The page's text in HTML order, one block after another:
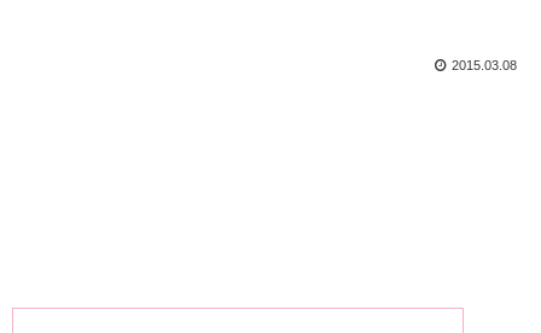
2015.03.08